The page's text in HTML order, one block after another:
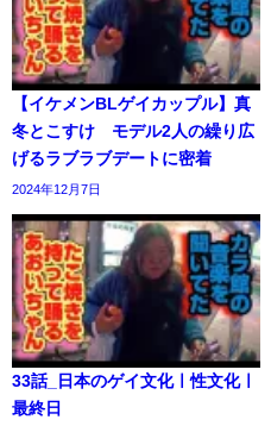
【イケメンBLゲイカップル】真
冬とこすけ モデル2人の繰り広
げるラブラブデートに密着
2024年12月7日
33話_日本のゲイ文化ㅣ性文化ㅣ
最終日